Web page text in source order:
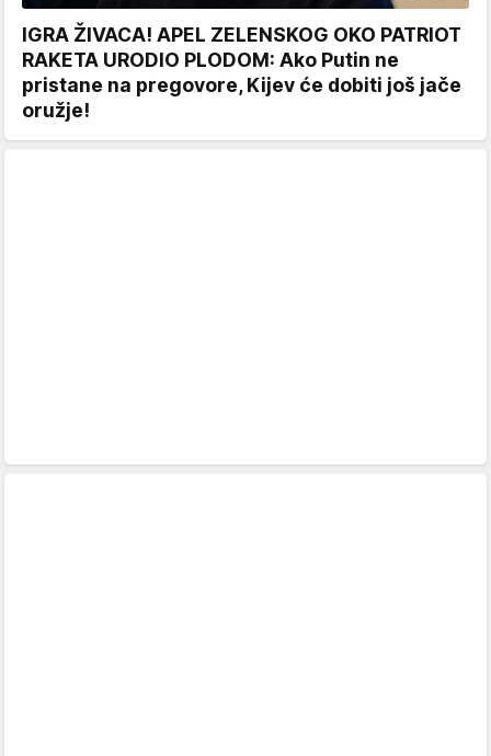
IGRA ŽIVACA! APEL ZELENSKOG OKO PATRIOT
RAKETA URODIO PLODOM: Ako Putin ne
pristane na pregovore, Kijev će dobiti još jače
oružje!